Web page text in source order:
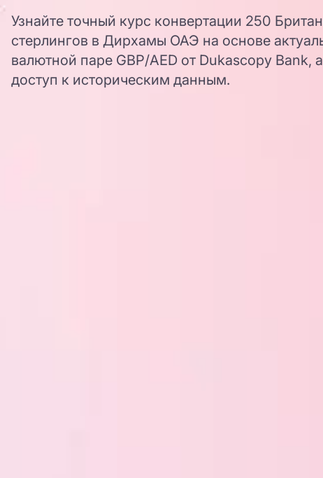
Узнайте точный курс конвертации 250
стерлингов в Дирхамы ОАЭ на основе
валютной паре GBP/AED от Dukascopy Bank,
доступ к историческим данным.